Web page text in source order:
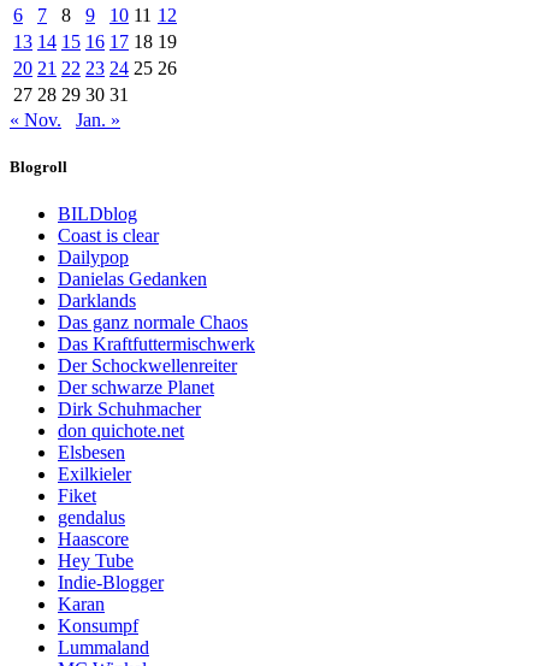
6
7 8 9 10 11 12
13 14 15 16 17 18 19
20 21 22 23 24 25 26
27 28 29 30 31
« Nov.
Jan. »
Blogroll
BILDblog
Coast is clear
Dailypop
Danielas Gedanken
Darklands
Das ganz normale Chaos
Das Kraftfuttermischwerk
Der Schockwellenreiter
Der schwarze Planet
Dirk Schuhmacher
don quichote.net
Elsbesen
Exilkieler
Fiket
gendalus
Haascore
Hey Tube
Indie-Blogger
Karan
Konsumpf
Lummaland